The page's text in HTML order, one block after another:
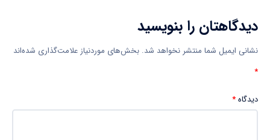
دیدگاهتان را بنویسید
نشانی ایمیل شما منتشر نخواهد شد. بخش‌های موردنیاز علامت‌گذاری شده‌اند
*
دیدگاه*